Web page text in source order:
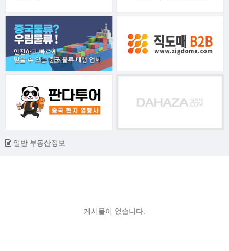
일반 부동산정보
게시물이 없습니다.